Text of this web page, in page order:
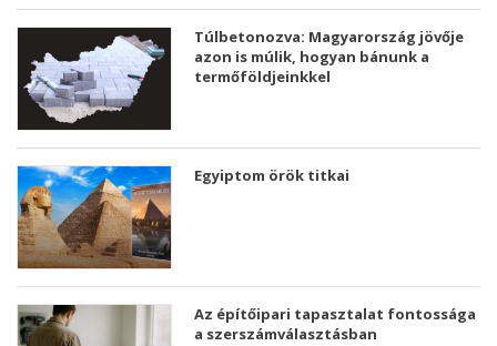
Túlbetonozva: Magyarország jövője
azon is múlik, hogyan bánunk a
termőföldjeinkkel
Egyiptom örök titkai
Az építőipari tapasztalat fontossága
a szerszámválasztásban